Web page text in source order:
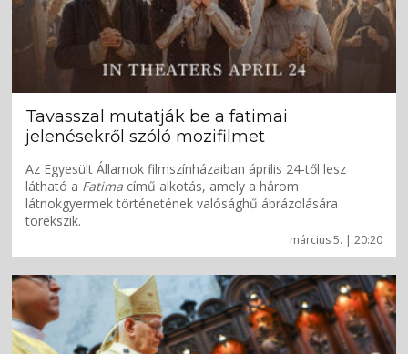
március 5. | 20:20
Tavasszal mutatják be a fatimai
jelenésekről szóló mozifilmet
Az Egyesült Államok filmszínházaiban április 24-től lesz
látható a Fatima című alkotás, amely a három
látnokgyermek történetének valósághű ábrázolására
törekszik.